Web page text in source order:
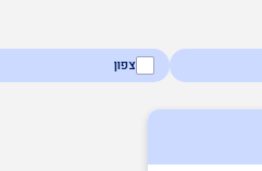
צפון